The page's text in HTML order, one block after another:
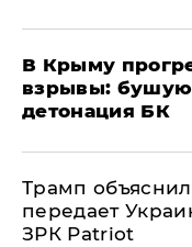
В Крыму
взрывы:
детонация БК
Трамп
передает
ЗРК Patriot